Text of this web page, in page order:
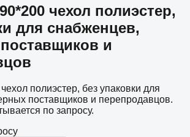
чехол полиэстер,
для снабженцев,
и
полиэстер, без упаковки для
поставщиков и перепродавцов.
по запросу.